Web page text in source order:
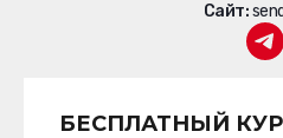
Сайт:
БЕСПЛАТНЫЙ